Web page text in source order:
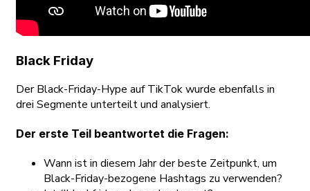
Black Friday
Der Black-Friday-Hype auf TikTok wurde ebenfalls in
drei Segmente unterteilt und analysiert.
Der erste Teil beantwortet die Fragen:
Wann ist in diesem Jahr der beste Zeitpunkt, um
Black-Friday-bezogene Hashtags zu verwenden?